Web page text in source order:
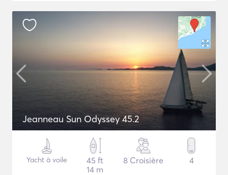
Jeanneau Sun Odyssey 45.2
Yacht à voile
45 ft
14 m
8 Croisière 4